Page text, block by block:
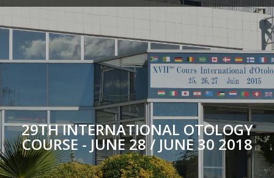
29TH INTERNATIONAL OTOLOGY
COURSE - JUNE 28 / JUNE 30 2018